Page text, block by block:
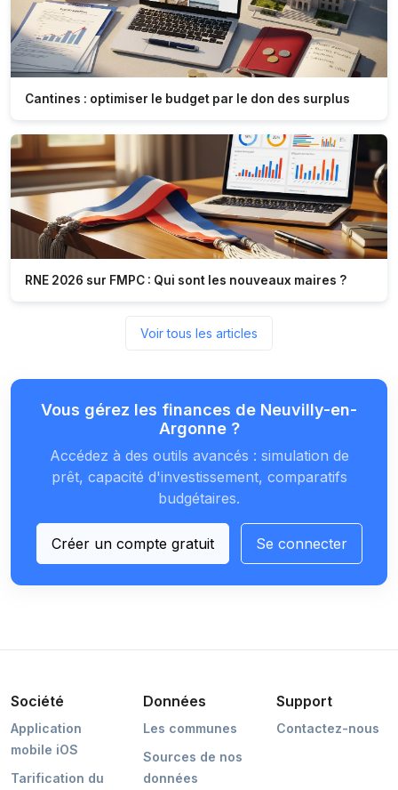
Cantines : optimiser le budget par le don des surplus
RNE 2026 sur FMPC : Qui sont les nouveaux maires ?
Voir tous les articles
Vous gérez les finances de Neuvilly-en-
Argonne ?
Accédez à des outils avancés : simulation de
prêt, capacité d'investissement, comparatifs
budgétaires.
Créer un compte gratuit Se connecter
Société
Application
mobile iOS
Tarification du
Données
Les communes
Sources de nos
données
Support
Contactez-nous